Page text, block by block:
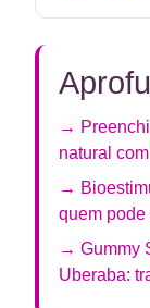
→
natural
→
quem pode
→ Gummy
Uberaba: